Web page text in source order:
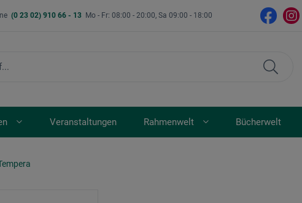
(0 23 02) 910 66 - 13 Mo - Fr: 08:00 - 20:00, Sa 09:00 - 18:00
Veranstaltungen Rahmenwelt Bücherwelt